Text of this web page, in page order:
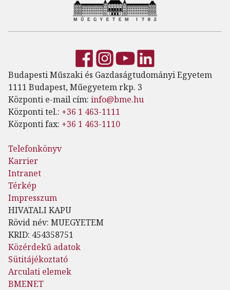
Budapesti Műszaki és Gazdaságtudományi Egyetem
1111 Budapest, Műegyetem rkp. 3
Központi e-mail cím: info@bme.hu
Központi tel.: +36 1 463-1111
Központi fax: +36 1 463-1110
Telefonkönyv
Karrier
Intranet
Térkép
Impresszum
HIVATALI KAPU
Rövid név: MUEGYETEM
KRID: 454358751
Közérdekű adatok
Sütitájékoztató
Arculati elemek
BMENET